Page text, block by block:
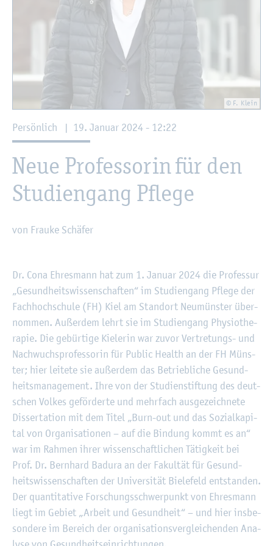
© F. Klein
Per­sön­lich | 19. Ja­nu­ar 2024 - 12:22
Neue Pro­fes­so­rin für den
Stu­di­en­gang Pfle­ge
von Frau­ke Schä­fer
Dr. Cona Eh­re­s­mann hat zum 1. Ja­nu­ar 2024 die Pro­fes­sur
„Ge­sund­heits­wis­sen­schaf­ten“ im Stu­di­en­gang Pfle­ge der
Fach­hoch­schu­le (FH) Kiel am Stand­ort Neu­müns­ter über­
nom­men. Au­ßer­dem lehrt sie im Stu­di­en­gang Phy­sio­the­
ra­pie. Die ge­bür­ti­ge Kie­le­rin war zuvor Ver­tre­tungs- und
Nach­wuchs­pro­fes­so­rin für Pu­blic Health an der FH Müns­
ter; hier lei­te­te sie au­ßer­dem das Be­trieb­li­che Ge­sund­
heits­ma­nage­ment. Ihre von der Stu­di­en­stif­tung des deut­
schen Vol­kes ge­för­der­te und mehr­fach aus­ge­zeich­ne­te
Dis­ser­ta­ti­on mit dem Titel „Burn-out und das So­zi­al­ka­pi­
tal von Or­ga­ni­sa­tio­nen – auf die Bin­dung kommt es an“
war im Rah­men ihrer wis­sen­schaft­li­chen Tä­tig­keit bei
Prof. Dr. Bern­hard Ba­du­ra an der Fa­kul­tät für Ge­sund­
heits­wis­sen­schaf­ten der Uni­ver­si­tät Bie­le­feld ent­stan­den.
Der quan­ti­ta­ti­ve For­schungs­schwer­punkt von Eh­re­s­mann
liegt im Ge­biet „Ar­beit und Ge­sund­heit“ – und hier ins­be­
son­de­re im Be­reich der or­ga­ni­sa­ti­ons­ver­glei­chen­den Ana­
© Fach­hoch­schu­le Kiel